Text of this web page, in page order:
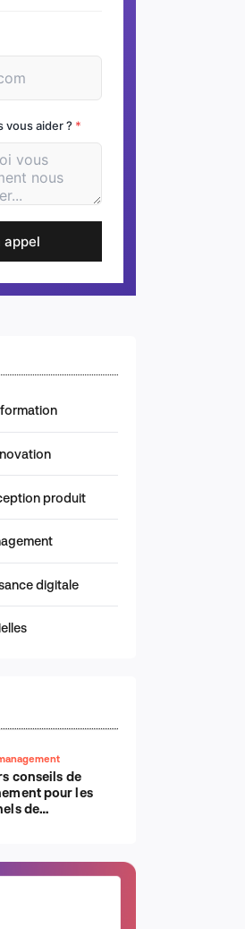
vous aider ? *
appel
produit
digitale
conseils de
pour les
de